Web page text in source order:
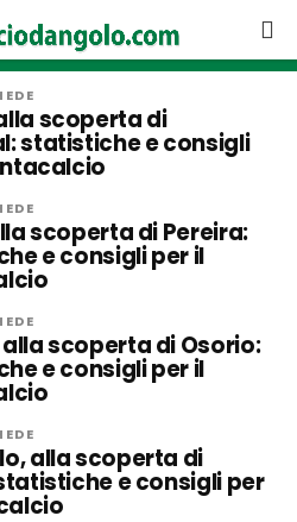
scoperta di
statistiche e consigli
scoperta di Pereira:
e consigli per il
scoperta di Osorio:
e consigli per il
alla scoperta di
e consigli per